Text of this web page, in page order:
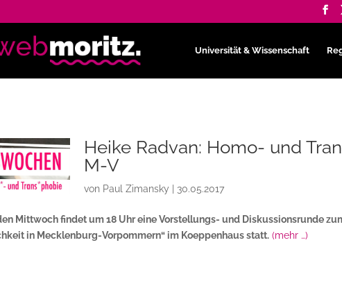
Universität & Wissenschaft
Heike Radvan: Homo- und
M-V
von Paul Zimansky 30.05.2017
Mittwoch findet um 18 Uhr eine Vorstellungs- und Diskussionsrunde
in Mecklenburg-Vorpommern“ im Koeppenhaus statt. (mehr …)